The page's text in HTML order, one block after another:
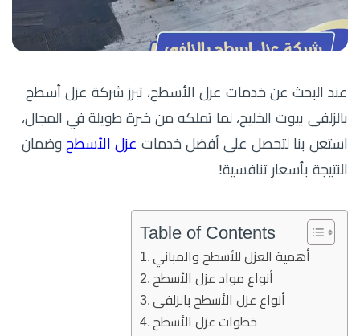
عند البحث عن خدمات عزل الأسطح، تبرز شركة عزل أسطح
بالزلفى بيوت الخليج، لما تملكه من خبرة طويلة في المجال،
استعن بنا لتحصل على أفضل خدمات عزل الأسطح وضمان
النتيجة بأسعار تنافسية!
Table of Contents
أهمية العزل للأسطح والمباني
أنواع مواد عزل الأسطح
أنواع عزل الأسطح بالزلفى
خطوات عزل الأسطح